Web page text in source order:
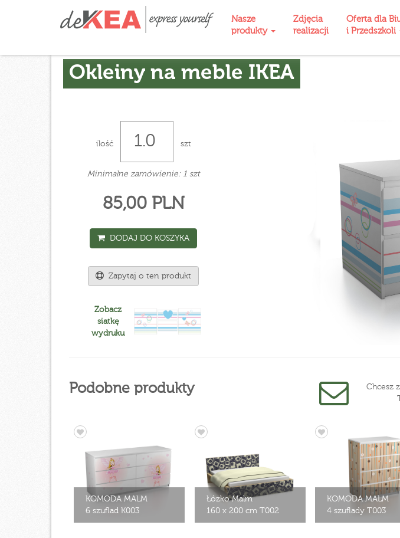
Nasze
produkty
Zdjęcia
realizacji
Oferta dla
i Przedszkoli
Okleiny na meble IKEA
ilość szt
Minimalne zamówienie: 1 szt
85,00 PLN
DODAJ DO KOSZYKA
Zapytaj o ten produkt
Zobacz
siatkę
wydruku
Podobne produkty
Chcesz
KOMODA MALM
6 szuflad K003
Łóżko Malm
160 x 200 cm T002
KOMODA MALM
4 szuflady T003